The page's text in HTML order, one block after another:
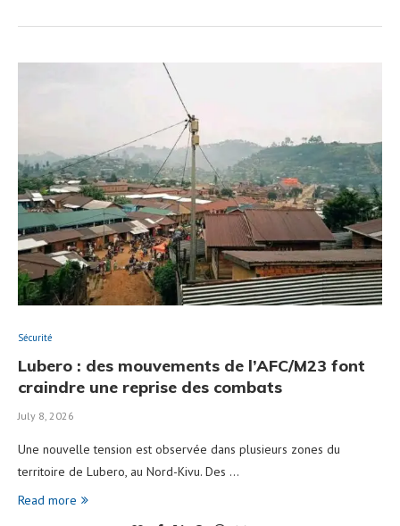
Sécurité
Lubero : des mouvements de l’AFC/M23 font
craindre une reprise des combats
July 8, 2026
Une nouvelle tension est observée dans plusieurs zones du
territoire de Lubero, au Nord-Kivu. Des …
Read more